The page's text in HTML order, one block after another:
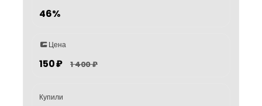
46%
Цена
150 ₽ 1 400 ₽
Купили